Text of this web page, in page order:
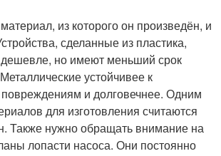
из которого он произведён, и
сделанные из пластика,
дешевле, но имеют меньший срок
устойчивее к
и долговечнее. Одним
для изготовления считаются
Также нужно обращать внимание на
лопасти насоса. Они постоянно